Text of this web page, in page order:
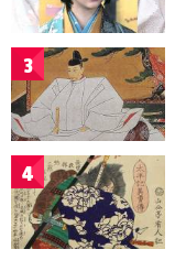
3
4